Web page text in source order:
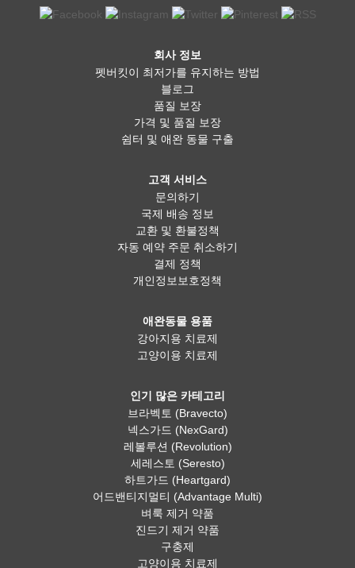
회사 정보
펫버킷이 최저가를 유지하는 방법
블로그
품질 보장
가격 및 품질 보장
쉼터 및 애완 동물 구출
고객 서비스
문의하기
국제 배송 정보
교환 및 환불정책
자동 예약 주문 취소하기
결제 정책
개인정보보호정책
애완동물 용품
강아지용 치료제
고양이용 치료제
인기 많은 카테고리
브라벡토 (Bravecto)
넥스가드 (NexGard)
레볼루션 (Revolution)
세레스토 (Seresto)
하트가드 (Heartgard)
어드밴티지멀티 (Advantage Multi)
벼룩 제거 약품
진드기 제거 약품
구충제
고양이용 치료제